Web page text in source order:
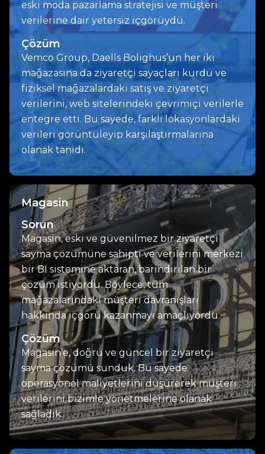
eski moda pazarlama stratejisi ve müşteri
verilerine dair yetersiz içgörüydü.
Çözüm
Vemco Group, Daells Bolighus’un her iki
mağazasına da ziyaretçi sayaçları kurdu ve
fiziksel mağazalardaki satış ve ziyaretçi
verilerini, web sitelerindeki çevrimiçi verilerle
entegre etti. Bu sayede, farklı lokasyonlardaki
verileri görüntüleyip karşılaştırmalarına
olanak tanıdı.
Magasin
Sorun
Magasin, eski ve güvenilmez bir ziyaretçi
sayma çözümüne sahipti ve verilerini merkezi
bir BI sistemine aktaran, barındırılan bir
çözüm istiyordu. Böylece, tüm
mağazalarındaki müşteri davranışları
hakkında içgörü kazanmayı amaçlıyordu.
Çözüm
Magasin’e, doğru ve güncel bir ziyaretçi
sayma çözümü sunduk. Bu sayede
operasyonel maliyetlerini düşürerek müşteri
verilerini bizimle yönetmelerine olanak
sağladık.